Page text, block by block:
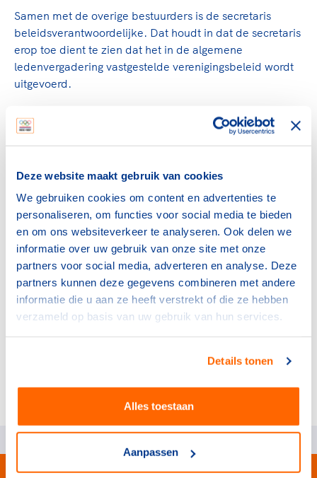
Deze website maakt gebruik van cookies
We gebruiken cookies om content en advertenties te
personaliseren, om functies voor social media te bieden
en om ons websiteverkeer te analyseren. Ook delen we
informatie over uw gebruik van onze site met onze
partners voor social media, adverteren en analyse. Deze
partners kunnen deze gegevens combineren met andere
informatie die u aan ze heeft verstrekt of die ze hebben
verzameld op basis van uw gebruik van hun services.
Details tonen
Alles toestaan
Aanpassen
hockeywedstrijd van je buurjongen.
Lees verder
Voor welk gedrag staat de club? Wat mag wel
langs de lijn, in de kleedkamer, kantine en online?
En wat mag vooral niet? Een gedragscode geeft
hier richting aan en is dus een belangrijk
onderdeel van het clubbeleid rondom gewenst en
ongewenst gedrag.
Lees verder
Samen met de overige bestuurders is de secretaris
beleidsverantwoordelijke. Dat houdt in dat de secretaris
erop toe dient te zien dat het in de algemene
ledenvergadering vastgestelde verenigingsbeleid wordt
uitgevoerd.
Handelen namens de vereniging
namens de vereniging te handelen met derden.
Paragrafen
7.1Rol van de secretaris
7.2Taken van de secretaris
7.3 Combinatie secretaris en andere
functies binnen de vereniging
7.4Het kiezen van een secretaris
7.5Termijn
Schorsing, ontslag en vervangen van